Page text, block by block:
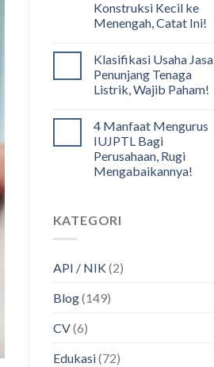
Konstruksi Kecil ke
Menengah, Catat Ini!
Klasifikasi Usaha Jasa
Penunjang Tenaga
Listrik, Wajib Paham!
4 Manfaat Mengurus
IUJPTL Bagi
Perusahaan, Rugi
Mengabaikannya!
KATEGORI
API / NIK(2)
Blog(149)
CV(6)
Edukasi(72)